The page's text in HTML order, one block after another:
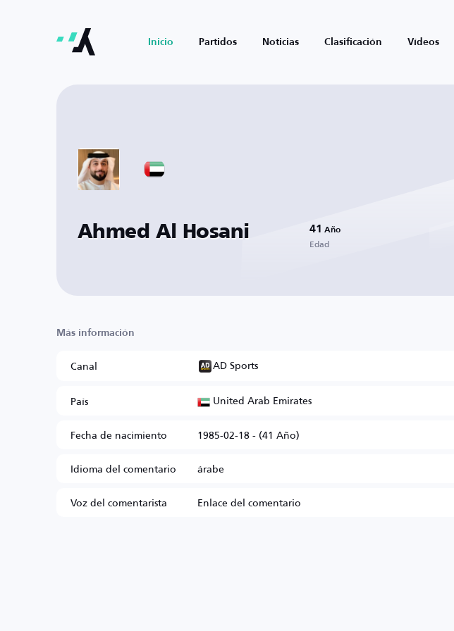
Inicio Partidos Noticias Clasificación Vídeos
Ahmed Al Hosani 41 Año
Edad
Más información
Canal
AD Sports
País
United Arab Emirates
Fecha de nacimiento
1985-02-18 - (41 Año)
Idioma del comentario
árabe
Voz del comentarista
Enlace del comentario